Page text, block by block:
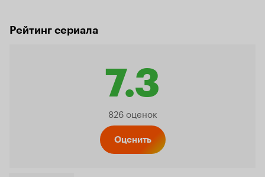
Рейтинг сериала
7.3
Рейтинг
826 оценок
Оценить